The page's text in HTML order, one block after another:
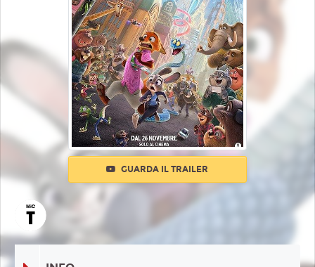
GUARDA IL TRAILER